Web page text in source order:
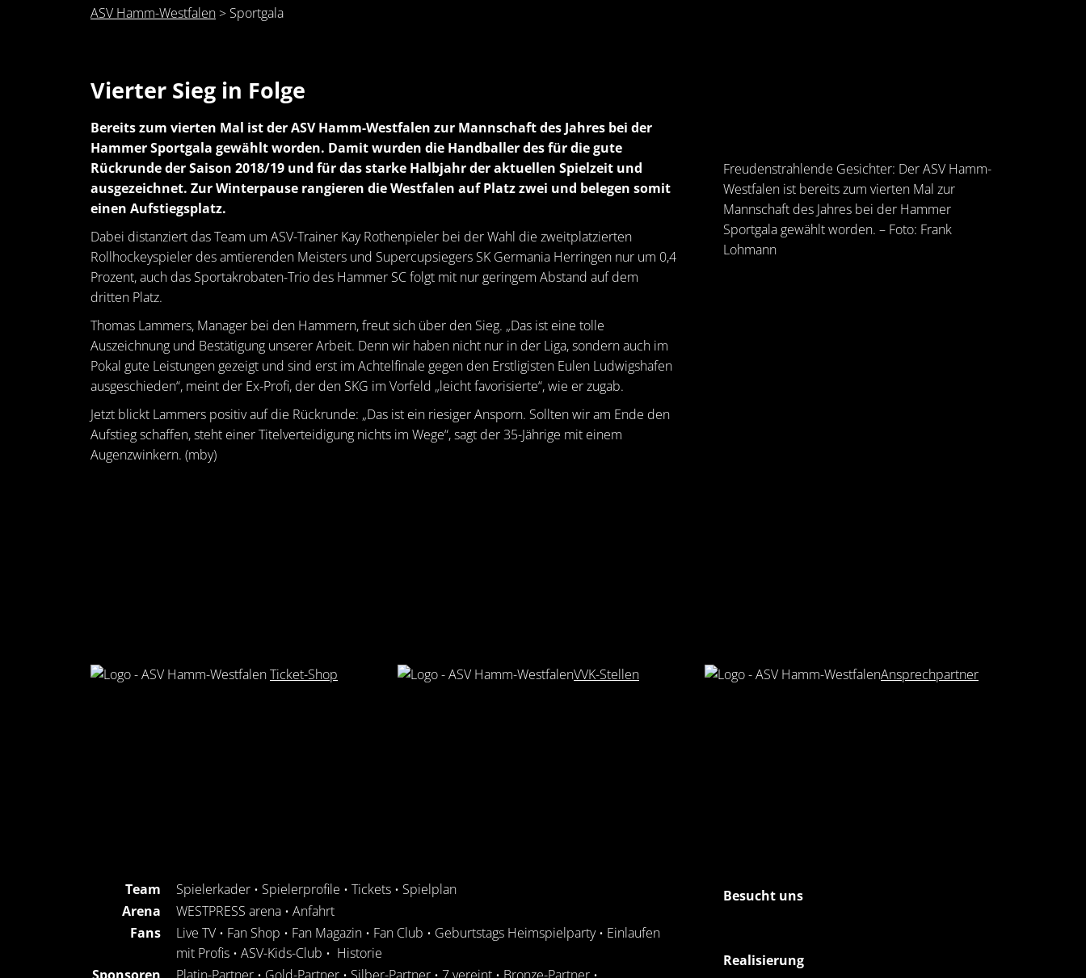
ASV Hamm-Westfalen> Sportgala
Vierter Sieg in Folge
Bereits zum vierten Mal ist der ASV Hamm-Westfalen zur Mannschaft des Jahres bei der
Hammer Sportgala gewählt worden. Damit wurden die Handballer des für die gute
Rückrunde der Saison 2018/19 und für das starke Halbjahr der aktuellen Spielzeit und
ausgezeichnet. Zur Winterpause rangieren die Westfalen auf Platz zwei und belegen somit
einen Aufstiegsplatz.
Dabei distanziert das Team um ASV-Trainer Kay Rothenpieler bei der Wahl die zweitplatzierten
Rollhockeyspieler des amtierenden Meisters und Supercupsiegers SK Germania Herringen nur um 0,4
Prozent, auch das Sportakrobaten-Trio des Hammer SC folgt mit nur geringem Abstand auf dem
dritten Platz.
Thomas Lammers, Manager bei den Hammern, freut sich über den Sieg. „Das ist eine tolle
Auszeichnung und Bestätigung unserer Arbeit. Denn wir haben nicht nur in der Liga, sondern auch im
Pokal gute Leistungen gezeigt und sind erst im Achtelfinale gegen den Erstligisten Eulen Ludwigshafen
ausgeschieden“, meint der Ex-Profi, der den SKG im Vorfeld „leicht favorisierte“, wie er zugab.
Jetzt blickt Lammers positiv auf die Rückrunde: „Das ist ein riesiger Ansporn. Sollten wir am Ende den
Aufstieg schaffen, steht einer Titelverteidigung nichts im Wege“, sagt der 35-Jährige mit einem
Augenzwinkern. (mby)
Freudenstrahlende Gesichter: Der ASV Hamm-
Westfalen ist bereits zum vierten Mal zur
Mannschaft des Jahres bei der Hammer
Sportgala gewählt worden. – Foto: Frank
Lohmann
Ticket-Shop VVK-Stellen Ansprechpartner
Team Spielerkader • Spielerprofile • Tickets • Spielplan
Arena
WESTPRESS arena • Anfahrt
Fans
Live TV • Fan Shop • Fan Magazin • Fan Club • Geburtstags Heimspielparty• Einlaufen
mit Profis • ASV-Kids-Club • Historie
Sponsoren
Platin-Partner • Gold-Partner • Silber-Partner • 7 vereint • Bronze-Partner •
Besucht uns
Realisierung